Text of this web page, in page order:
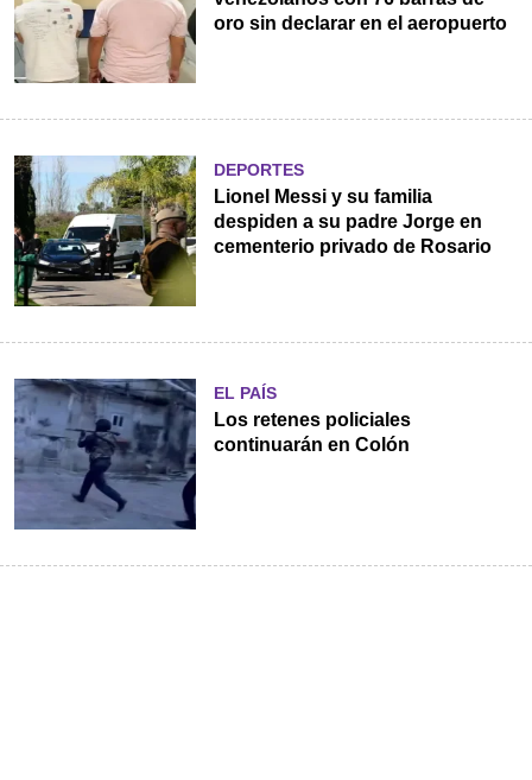
oro sin declarar en el aeropuerto
DEPORTES
Lionel Messi y su familia
despiden a su padre Jorge en
cementerio privado de Rosario
EL PAÍS
Los retenes policiales
continuarán en Colón